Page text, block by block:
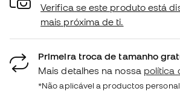
Verifica se este produto está
mais próxima de ti.
Primeira troca de tamanho
Mais detalhes na nossa política
*Não aplicável a productos